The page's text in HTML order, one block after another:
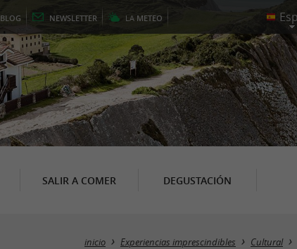
BLOG NEWSLETTER LA METEO
SALIR A COMER DEGUSTACIÓN
inicio Experiencias imprescindibles Cultural